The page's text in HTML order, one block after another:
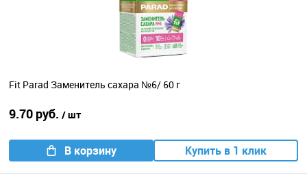
Fit Parad Заменитель сахара №6/ 60 г
9.70 руб. / шт
В корзину Купить в 1 клик